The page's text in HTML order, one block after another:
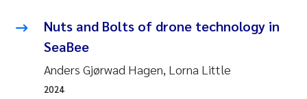
Medyan Esam Ghareeb
Nuts and Bolts of drone technology in
SeaBee
Anders Gjørwad Hagen, Lorna Little
2024